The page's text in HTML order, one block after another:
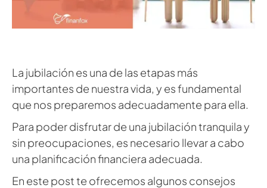
La jubilación es una de las etapas más
importantes de nuestra vida, y es fundamental
que nos preparemos adecuadamente para ella.
Para poder disfrutar de una jubilación tranquila y
sin preocupaciones, es necesario llevar a cabo
una planificación financiera adecuada.
En este post te ofrecemos algunos consejos